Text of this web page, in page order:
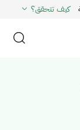
كيف تتحقق؟